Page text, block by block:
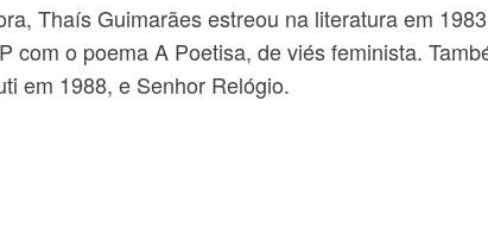
Thaís Guimarães estreou na literatura em
o poema A Poetisa, de viés feminista.
em 1988, e Senhor Relógio.